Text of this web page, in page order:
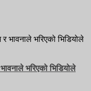
भरिएको भिडियोले